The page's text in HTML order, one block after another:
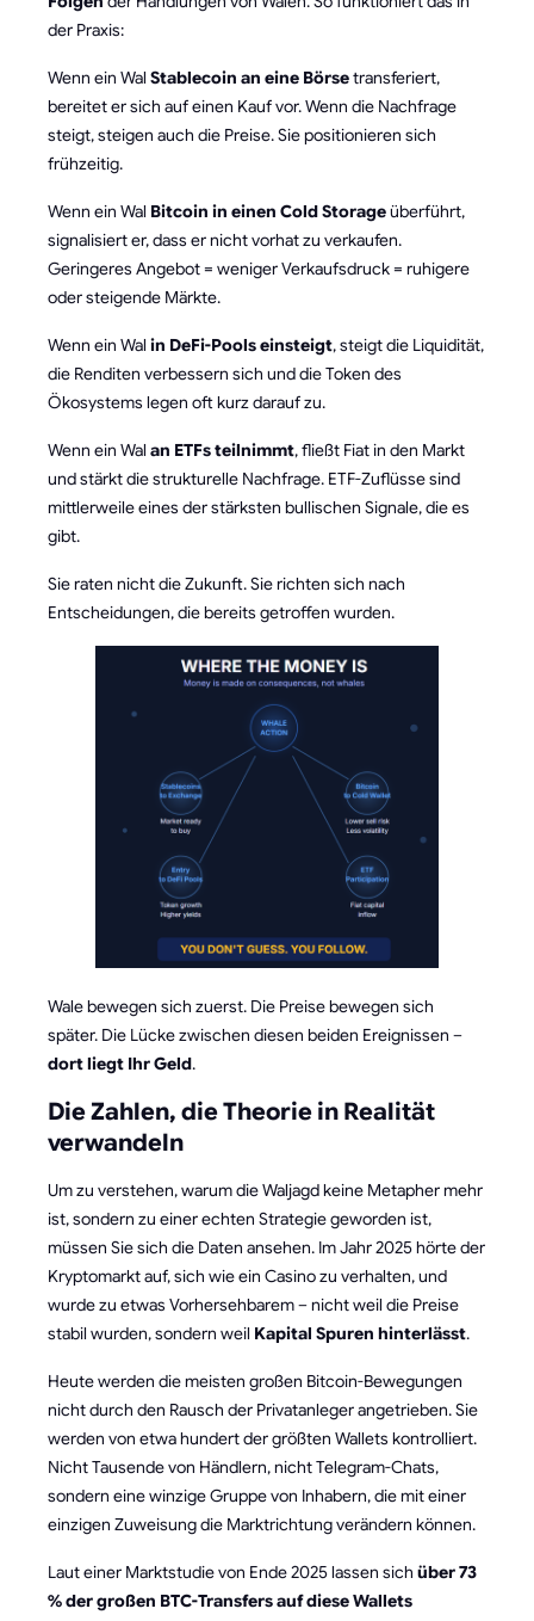
der Praxis:
Wenn ein Wal Stablecoin an eine Börsetransferiert,
bereitet er sich auf einen Kauf vor. Wenn die Nachfrage
steigt, steigen auch die Preise. Sie positionieren sich
frühzeitig.
Wenn ein Wal Bitcoin in einen Cold Storageüberführt,
signalisiert er, dass er nicht vorhat zu verkaufen.
Geringeres Angebot = weniger Verkaufsdruck = ruhigere
oder steigende Märkte.
Wenn ein Wal in DeFi-Pools einsteigt, steigt die Liquidität,
die Renditen verbessern sich und die Token des
Ökosystems legen oft kurz darauf zu.
Wenn ein Wal an ETFs teilnimmt, fließt Fiat in den Markt
und stärkt die strukturelle Nachfrage. ETF-Zuflüsse sind
mittlerweile eines der stärksten bullischen Signale, die es
gibt.
Sie raten nicht die Zukunft. Sie richten sich nach
Entscheidungen, die bereits getroffen wurden.
Wale bewegen sich zuerst. Die Preise bewegen sich
später. Die Lücke zwischen diesen beiden Ereignissen –
dort liegt Ihr Geld.
Die Zahlen, die Theorie in Realität
verwandeln
Um zu verstehen, warum die Waljagd keine Metapher mehr
ist, sondern zu einer echten Strategie geworden ist,
müssen Sie sich die Daten ansehen. Im Jahr 2025 hörte der
Kryptomarkt auf, sich wie ein Casino zu verhalten, und
wurde zu etwas Vorhersehbarem – nicht weil die Preise
stabil wurden, sondern weil Kapital Spuren hinterlässt.
Heute werden die meisten großen Bitcoin-Bewegungen
nicht durch den Rausch der Privatanleger angetrieben. Sie
werden von etwa hundert der größten Wallets kontrolliert.
Nicht Tausende von Händlern, nicht Telegram-Chats,
sondern eine winzige Gruppe von Inhabern, die mit einer
einzigen Zuweisung die Marktrichtung verändern können.
Laut einer Marktstudie von Ende 2025 lassen sich über 73
% der großen BTC-Transfers auf diese Wallets